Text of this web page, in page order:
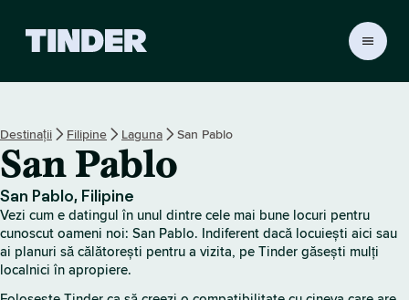
T
i
n
e
r
Destinații Filipine Laguna San Pablo
San Pablo
San Pablo, Filipine
Vezi cum e datingul în unul dintre cele mai bune locuri pentru
cunoscut oameni noi: San Pablo. Indiferent dacă locuiești aici sau
ai planuri să călătorești pentru a vizita, pe Tinder găsești mulți
localnici în apropiere.